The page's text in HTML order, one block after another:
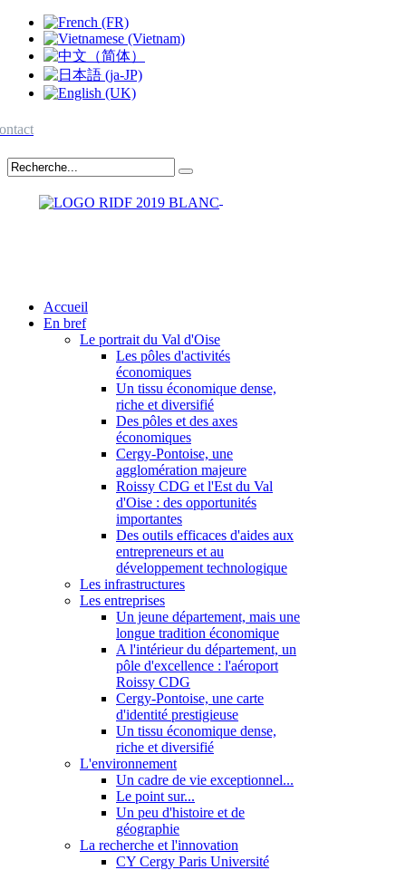
Accueil
En bref
Le portrait du Val d'Oise
Les pôles d'activités
économiques
Un tissu économique dense,
riche et diversifié
Des pôles et des axes
économiques
Cergy-Pontoise, une
agglomération majeure
Roissy CDG et l'Est du Val
d'Oise : des opportunités
importantes
Des outils efficaces d'aides aux
entrepreneurs et au
développement technologique
Les infrastructures
Les entreprises
Un jeune département, mais une
longue tradition économique
A l'intérieur du département, un
pôle d'excellence : l'aéroport
Roissy CDG
Cergy-Pontoise, une carte
d'identité prestigieuse
Un tissu économique dense,
riche et diversifié
L'environnement
Un cadre de vie exceptionnel...
Le point sur...
Un peu d'histoire et de
géographie
La recherche et l'innovation
CY Cergy Paris Université